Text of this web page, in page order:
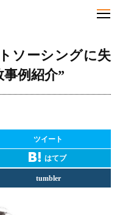
ソーシングに失
例紹介”
ツイート
はてブ
tumbler